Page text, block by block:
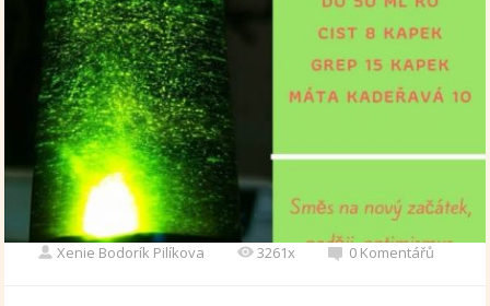
Xenie Bodorík Pilíkova 3261x 0 Komentářů